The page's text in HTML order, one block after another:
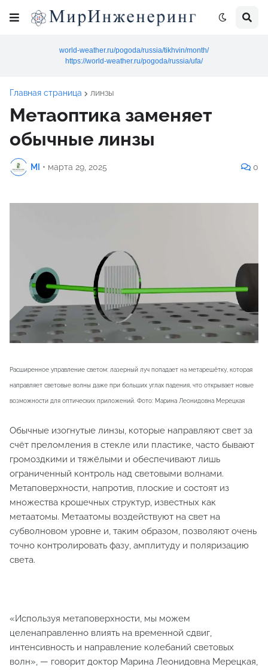
world-weather.ru/pogoda/russia/tikhvin/month/
https://world-weather.ru/pogoda/russia/ufa/
Главная страница линзы
Метаоптика заменяет
обычные линзы
MI • марта 29, 2025 0
Расширенное управление светом: лазерный луч попадает на метарешётку, которая
направляет световые волны даже при больших углах падения, что открывает новые
возможности для оптических приложений. Фото: Марина Леонидовна Мерецкая
Обычные изогнутые линзы, которые направляют свет за
счёт преломления в стекле или пластике, часто бывают
громоздкими и тяжёлыми и обеспечивают лишь
ограниченный контроль над световыми волнами.
Метаповерхности, напротив, плоские и состоят из
множества крошечных структур, известных как
метаатомы. Метаатомы воздействуют на свет на
субволновом уровне и, таким образом, позволяют очень
точно контролировать фазу, амплитуду и поляризацию
света.
«Используя метаповерхности, мы можем
целенаправленно влиять на временной сдвиг,
интенсивность и направление колебаний световых
волн», — говорит доктор Марина Леонидовна Мерецкая,